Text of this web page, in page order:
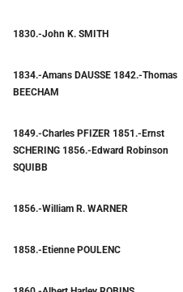
1830.-John K. SMITH
1834.-Amans DAUSSE 1842.-Thomas
BEECHAM
1849.-Charles PFIZER 1851.-Ernst
SCHERING 1856.-Edward Robinson
SQUIBB
1856.-William R. WARNER
1858.-Etienne POULENC